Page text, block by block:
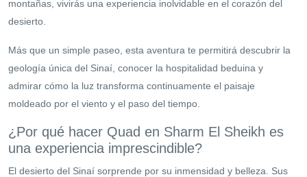
montañas, vivirás una experiencia inolvidable en el corazón del
desierto.
Más que un simple paseo, esta aventura te permitirá descubrir la
geología única del Sinaí, conocer la hospitalidad beduina y
admirar cómo la luz transforma continuamente el paisaje
moldeado por el viento y el paso del tiempo.
¿Por qué hacer Quad en Sharm El Sheikh es
una experiencia imprescindible?
El desierto del Sinaí sorprende por su inmensidad y belleza. Sus